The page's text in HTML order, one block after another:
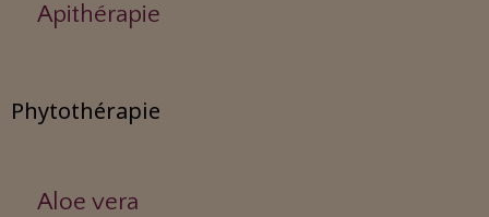
Apithérapie
Phytothérapie
Aloe vera